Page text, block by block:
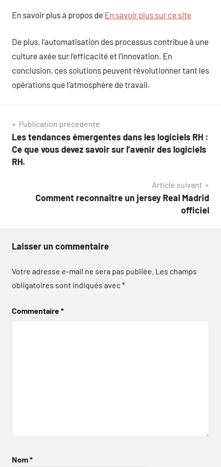
En savoir plus à propos de En savoir plus sur ce site
De plus, l’automatisation des processus contribue à une
culture axée sur l’efficacité et l’innovation. En
conclusion, ces solutions peuvent révolutionner tant les
opérations que l’atmosphère de travail.
Navigation
de
l’article
Publication précédente
Les tendances émergentes dans les logiciels RH :
Ce que vous devez savoir sur l’avenir des logiciels
RH.
Article suivant
Comment reconnaître un jersey Real Madrid
officiel
Laisser un commentaire
Votre adresse e-mail ne sera pas publiée. Les champs
obligatoires sont indiqués avec*
Commentaire*
Nom*